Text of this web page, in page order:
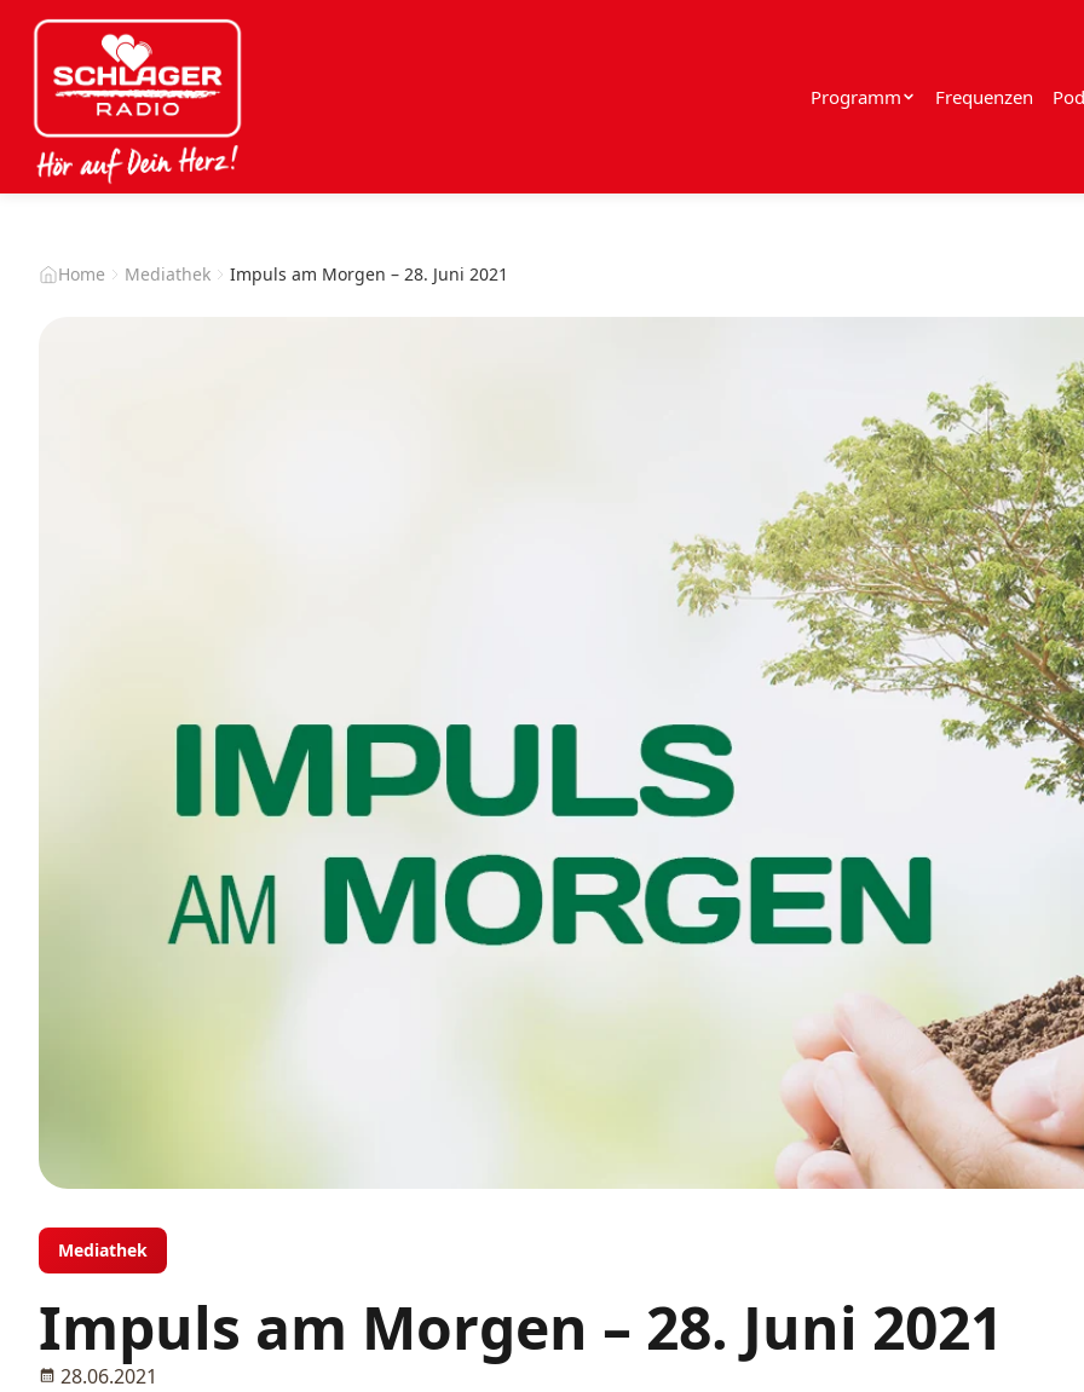
Programm Frequenzen
Home Mediathek Impuls am Morgen – 28. Juni 2021
Mediathek
Impuls am Morgen – 28. Juni 2021
28.06.2021